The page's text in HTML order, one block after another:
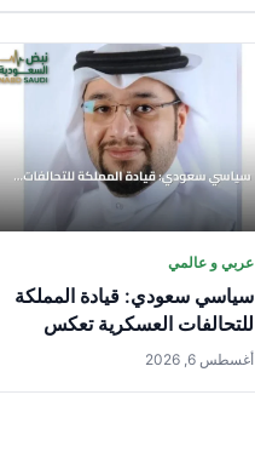
عربي و عالمي
سياسي سعودي: قيادة المملكة
للتحالفات العسكرية تعكس
مكانتها الدولية
أغسطس 6, 2026